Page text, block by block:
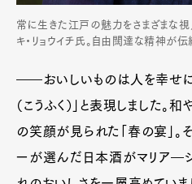
常に生きた江戸の魅力をさまざまな視
キ・リョウイチ氏。自由闊達な精神が
――おいしいものは人を幸せに
（こうふく）」と表現しました
の笑顔が見られた「春の宴」。
ーが選んだ日本酒がマリア―ジ